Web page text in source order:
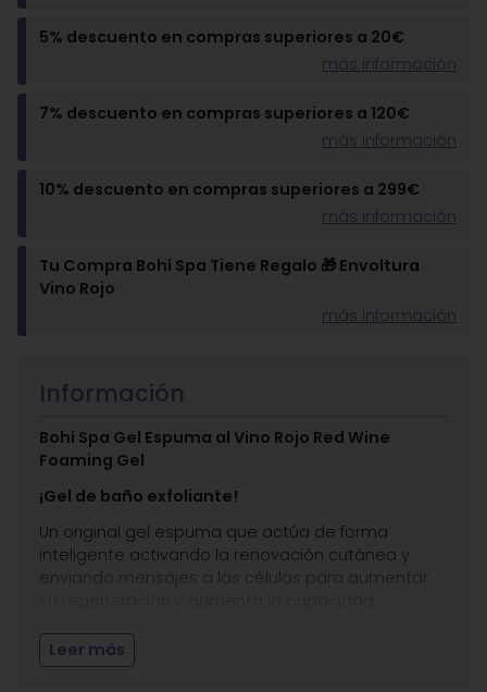
5% descuento en compras superiores a 20€
más información
7% descuento en compras superiores a 120€
más información
10% descuento en compras superiores a 299€
más información
Tu Compra Bohí Spa Tiene Regalo 🎁 Envoltura
Vino Rojo
más información
Información
Bohí Spa Gel Espuma al Vino Rojo Red Wine
Foaming Gel
¡Gel de baño exfoliante!
Un original gel espuma que actúa de forma
inteligente activando la renovación cutánea y
enviando mensajes a las células para aumentar
para recibir mejor cualquier producto aplicado a
continuación.
Leer más